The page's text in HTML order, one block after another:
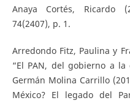
Anaya Cortés, Ricardo
74(2407), p. 1.
Arredondo Fitz, Paulina y
“El PAN, del gobierno a la
Germán Molina Carrillo
México? El legado del